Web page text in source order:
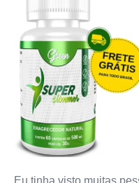
Eu tinha visto muitas